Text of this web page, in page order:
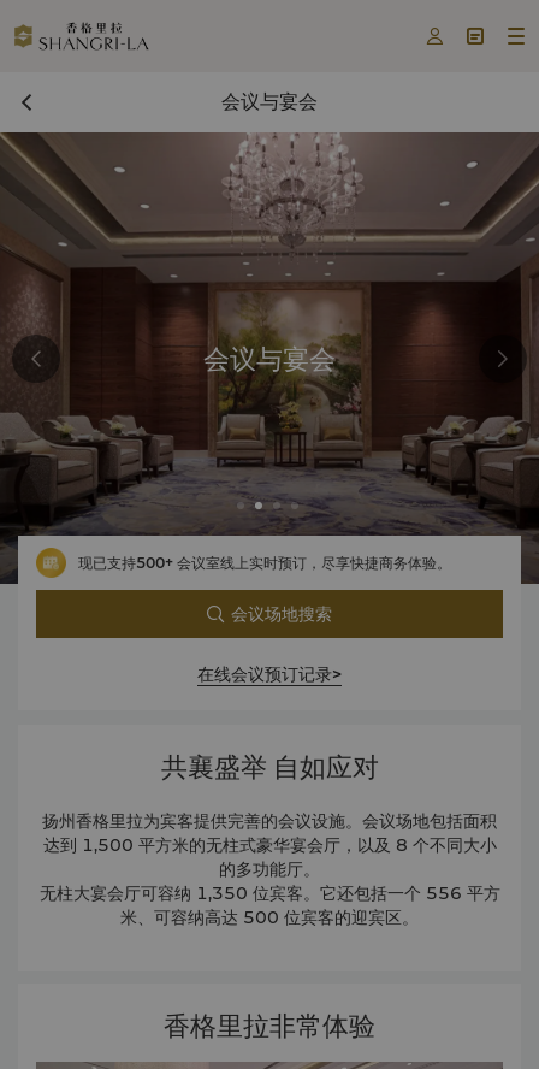
  
会议与宴会
会议与宴会
现已支持500+ 会议室线上实时预订，尽享快捷商务体验。
会议场地搜索
在线会议预订记录>
共襄盛举 自如应对
扬州香格里拉为宾客提供完善的会议设施。会议场地包括面积
达到 1,500 平方米的无柱式豪华宴会厅，以及 8 个不同大小
的多功能厅。
无柱大宴会厅可容纳 1,350 位宾客。它还包括一个 556 平方
米、可容纳高达 500 位宾客的迎宾区。
香格里拉非常体验